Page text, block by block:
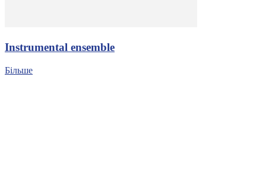
Іnstrumental ensemble
Більше